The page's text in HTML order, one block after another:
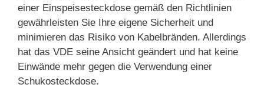
einer Einspeisesteckdose gemäß den Richtlinien
gewährleisten Sie Ihre eigene Sicherheit und
minimieren das Risiko von Kabelbränden. Allerdings
hat das VDE seine Ansicht geändert und hat keine
Einwände mehr gegen die Verwendung einer
Schukosteckdose.